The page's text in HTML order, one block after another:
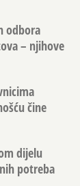
odbora
– njihove
čine
dijelu
potreba